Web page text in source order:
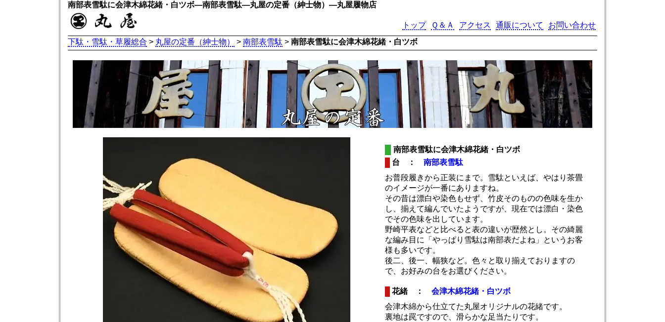
南部表雪駄に会津木綿花緒・白ツボ―南部表雪駄―丸屋の定番（紳士物）―丸屋履物店
トップ Ｑ＆Ａ アクセス 通販について
お問い合わせ
下駄・雪駄・草履総合 > 丸屋の定番（紳士物） > 南部表雪駄 > 南部表雪駄に会津木綿花緒・白ツボ
南部表雪駄に会津木綿花緒・白ツボ
台 ：南部表雪駄
お普段履きから正装にまで。雪駄といえば、やはり茶畳
のイメージが一番にありますね。
その昔は漂白や染色もせず、竹皮そのものの色味を生か
し、揃えて編んでいたようですが、現在では漂白・染色
でその色味を出しています。
野崎平表などと比べると表の違いが歴然とし。その綺麗
な編み目に「やっぱり雪駄は南部表だよね」というお客
様も多いです。
後二、後一、幅狭など。色々と取り揃えておりますの
で、お好みの台をお選びください。
花緒 ：会津木綿花緒・白ツボ
会津木綿から仕立てた丸屋オリジナルの花緒です。
裏地は罠ですので、滑らかな足当たりです。